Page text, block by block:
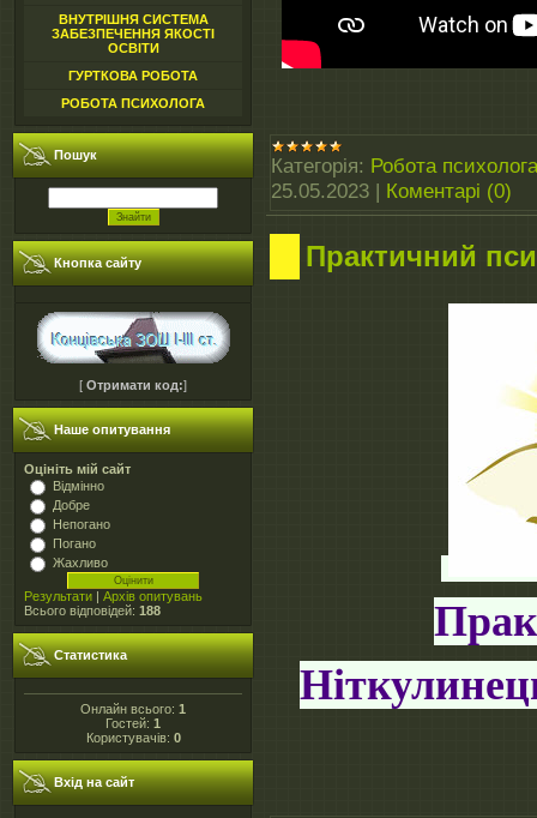
ВНУТРІШНЯ СИСТЕМА
ЗАБЕЗПЕЧЕННЯ ЯКОСТІ
ОСВІТИ
ГУРТКОВА РОБОТА
РОБОТА ПСИХОЛОГА
Пошук
Кнопка сайту
[ Отримати код:]
Наше опитування
Оцініть мій сайт
Відмінно
Добре
Непогано
Погано
Жахливо
Результати | Архів опитувань
Всього відповідей: 188
Статистика
Онлайн всього: 1
Гостей: 1
Користувачів: 0
Вхід на сайт
Категорія: Робота психолога
25.05.2023 | Коментарі (0)
Практичний